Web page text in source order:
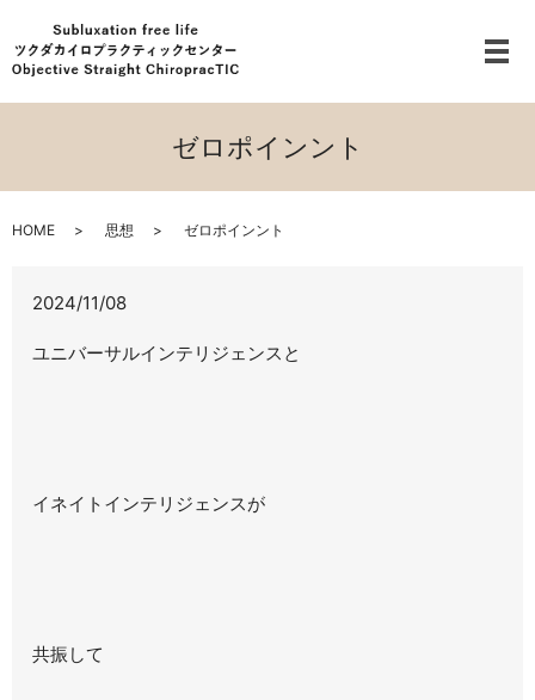
メ
ゼロポインント
HOME 思想 ゼロポインント
2024/11/08
ユニバーサルインテリジェンスと
イネイトインテリジェンスが
共振して